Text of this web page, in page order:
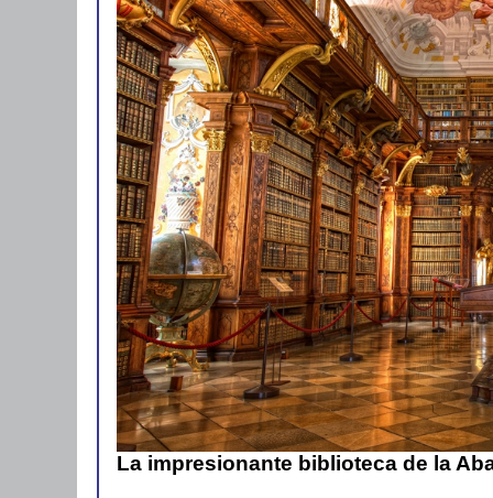
La impresionante biblioteca de la